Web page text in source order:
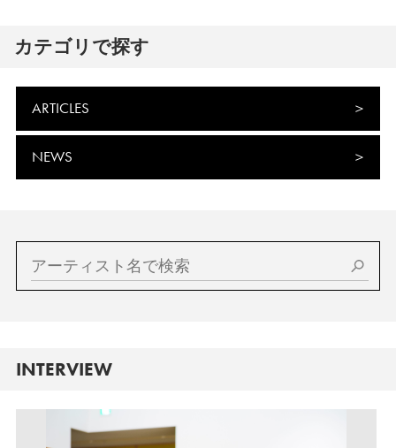
カテゴリで探す
ARTICLES
NEWS
INTERVIEW